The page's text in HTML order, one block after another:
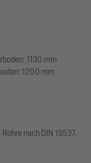
1130 mm
1200 mm
nach DIN 19537,